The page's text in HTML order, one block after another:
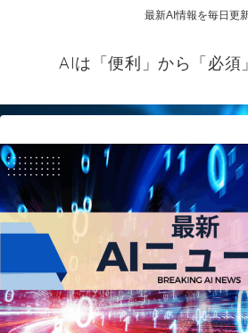
最新AI情報を毎日更
AIは「便利」から「必須